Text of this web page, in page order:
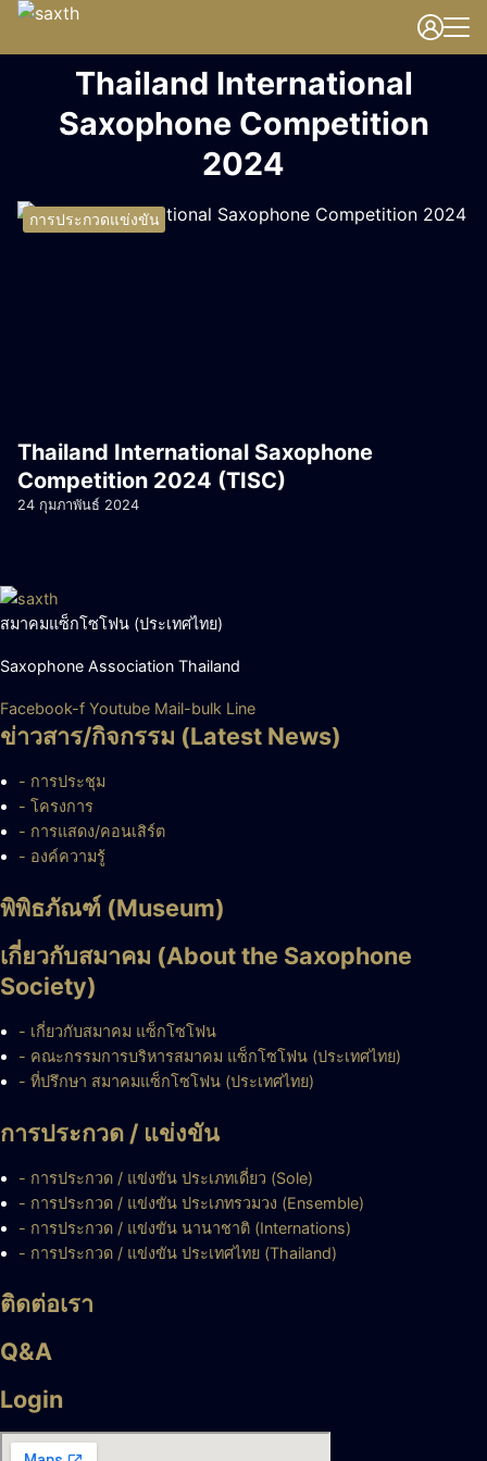
Skip
Thailand International
Saxophone Competition
2024
การประกวดแข่งขัน
Thailand International Saxophone
Competition 2024 (TISC)
24 กุมภาพันธ์ 2024
สมาคมแซ็กโซโฟน (ประเทศไทย)
Saxophone Association Thailand
Facebook-f Youtube Mail-bulk Line
ข่าวสาร/กิจกรรม (Latest News)
- การประชุม
- โครงการ
- การแสดง/คอนเสิร์ต
- องค์ความรู้
พิพิธภัณฑ์ (Museum)
เกี่ยวกับสมาคม (About the Saxophone
Society)
- เกี่ยวกับสมาคม แซ็กโซโฟน
- คณะกรรมการบริหารสมาคม แซ็กโซโฟน (ประเทศไทย)
- ที่ปรึกษา สมาคมแซ็กโซโฟน (ประเทศไทย)
การประกวด / แข่งขัน
- การประกวด / แข่งขัน ประเภทเดี่ยว (Sole)
- การประกวด / แข่งขัน ประเภทรวมวง (Ensemble)
- การประกวด / แข่งขัน นานาชาติ (Internations)
- การประกวด / แข่งขัน ประเทศไทย (Thailand)
ติดต่อเรา
Q&A
Login